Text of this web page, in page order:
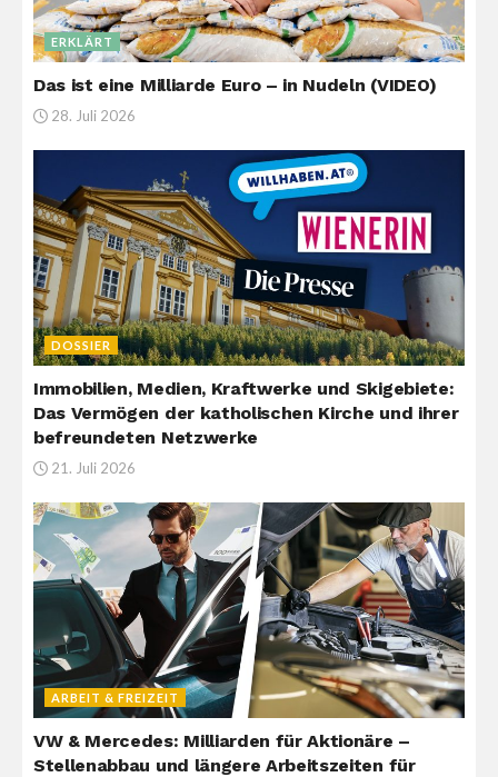
ERKLÄRT
Das ist eine Milliarde Euro – in Nudeln (VIDEO)
28. Juli 2026
DOSSIER
Immobilien, Medien, Kraftwerke und Skigebiete:
Das Vermögen der katholischen Kirche und ihrer
befreundeten Netzwerke
21. Juli 2026
ARBEIT & FREIZEIT
VW & Mercedes: Milliarden für Aktionäre –
Stellenabbau und längere Arbeitszeiten für